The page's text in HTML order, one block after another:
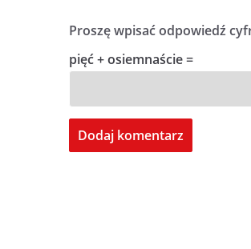
Proszę wpisać odpowiedź
pięć + osiemnaście =